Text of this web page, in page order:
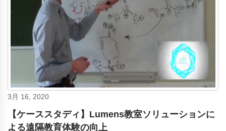
3月 16, 2020
【ケーススタディ】Lumens教室ソリューションに
よる遠隔教育体験の向上